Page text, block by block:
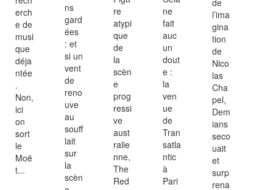
erch
e de
musi
que
déja
ntée
.
Non,
ici
on
sort
le
Moë
t...
ns
gard
ées
: et
si un
vent
de
reno
uve
au
souff
lait
sur
la
scèn
re
atypi
que
de
la
scèn
e
prog
ressi
ve
aust
ralie
nne,
The
Red
ne
fait
auc
un
dout
e :
la
ven
ue
de
Tran
satla
ntic
à
Pari
de
l’ima
gina
tion
de
Nico
las
Cha
pel,
Dem
ians
seco
uait
et
surp
rena